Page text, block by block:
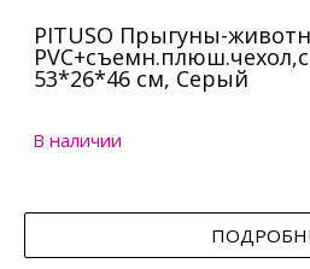
PITUSO Прыгуны-
53*26*46 см, Серый
В наличии